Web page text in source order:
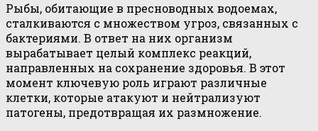
Рыбы, обитающие в пресноводных водоемах,
сталкиваются с множеством угроз, связанных с
бактериями. В ответ на них организм
вырабатывает целый комплекс реакций,
направленных на сохранение здоровья. В этот
момент ключевую роль играют различные
клетки, которые атакуют и нейтрализуют
патогены, предотвращая их размножение.